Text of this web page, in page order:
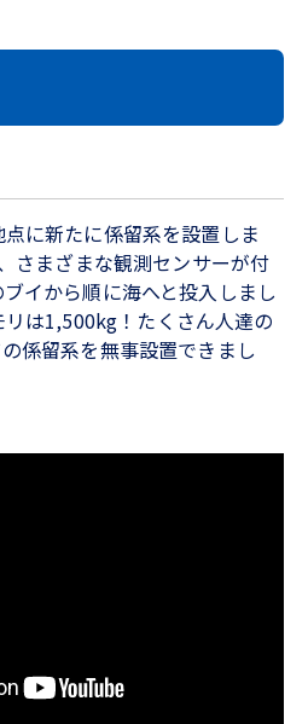
に新たに係留系を設置しま
さまざまな観測センサーが付
イから順に海へと投入しまし
は1,500kg！たくさん人達の
係留系を無事設置できまし